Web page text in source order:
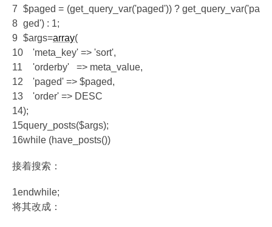
7
8
9
10
11
12
13
14
15
16
$paged = (get_query_var('paged')) ? get_query_var('pa
ged') : 1;
$args=array(
'meta_key' => 'sort',
'orderby' => meta_value,
'paged' => $paged,
'order' => DESC
);
query_posts($args);
while (have_posts())
接着搜索：
1endwhile;
将其改成：